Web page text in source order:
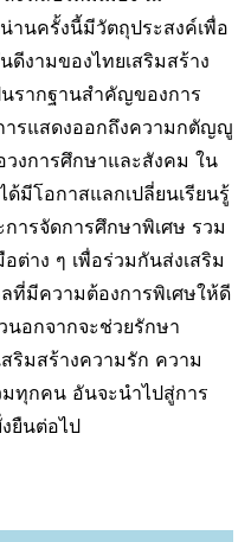
นครั้งนี้มีวัตถุประสงค์เพื่อ
งามของไทยเสริมสร้าง
รากฐานสำคัญของการ
ารแสดงออกถึงความกตัญญู
งการศึกษาและสังคม ใน
มีโอกาสแลกเปลี่ยนเรียนรู้
ารจัดการศึกษาพิเศษ รวม
ต่าง ๆ เพื่อร่วมกันส่งเสริม
มีความต้องการพิเศษให้ดี
อกจากจะช่วยรักษา
ริมสร้างความรัก ความ
ทุกคน อันจะนำไปสู่การ
ยืนต่อไป